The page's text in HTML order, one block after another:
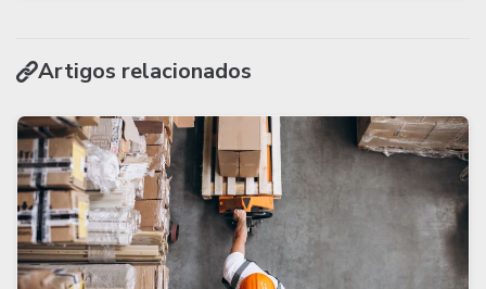
Artigos relacionados